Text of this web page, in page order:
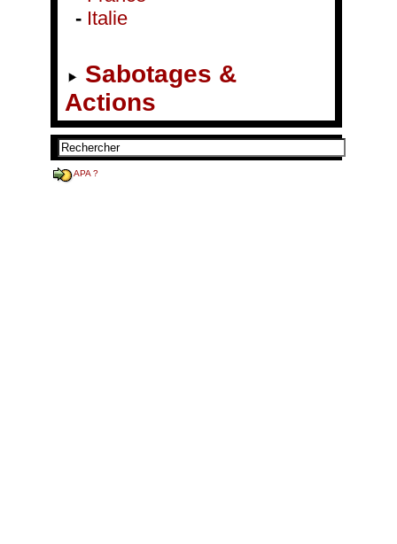
- Italie
Sabotages &
Actions
APA ?